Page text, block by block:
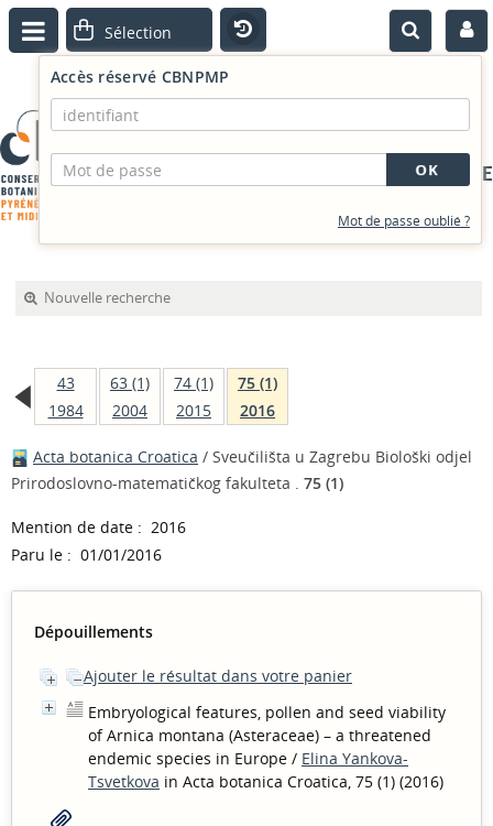
PORTAIL DOCUMENTAIRE
Accès réservé CBNPMP
Mot de passe oublié ?
Nouvelle recherche
43
1984
63 (1)
2004
74 (1)
2015
75 (1)
2016
Acta botanica Croatica / Sveučilišta u Zagrebu Biološki odjel
Prirodoslovno-matematičkog fakulteta . 75 (1)
Mention de date : 2016
Paru le : 01/01/2016
Dépouillements
Ajouter le résultat dans votre panier
Embryological features, pollen and seed viability
of Arnica montana (Asteraceae) – a threatened
endemic species in Europe / Elina Yankova-
Tsvetkova in Acta botanica Croatica, 75 (1) (2016)